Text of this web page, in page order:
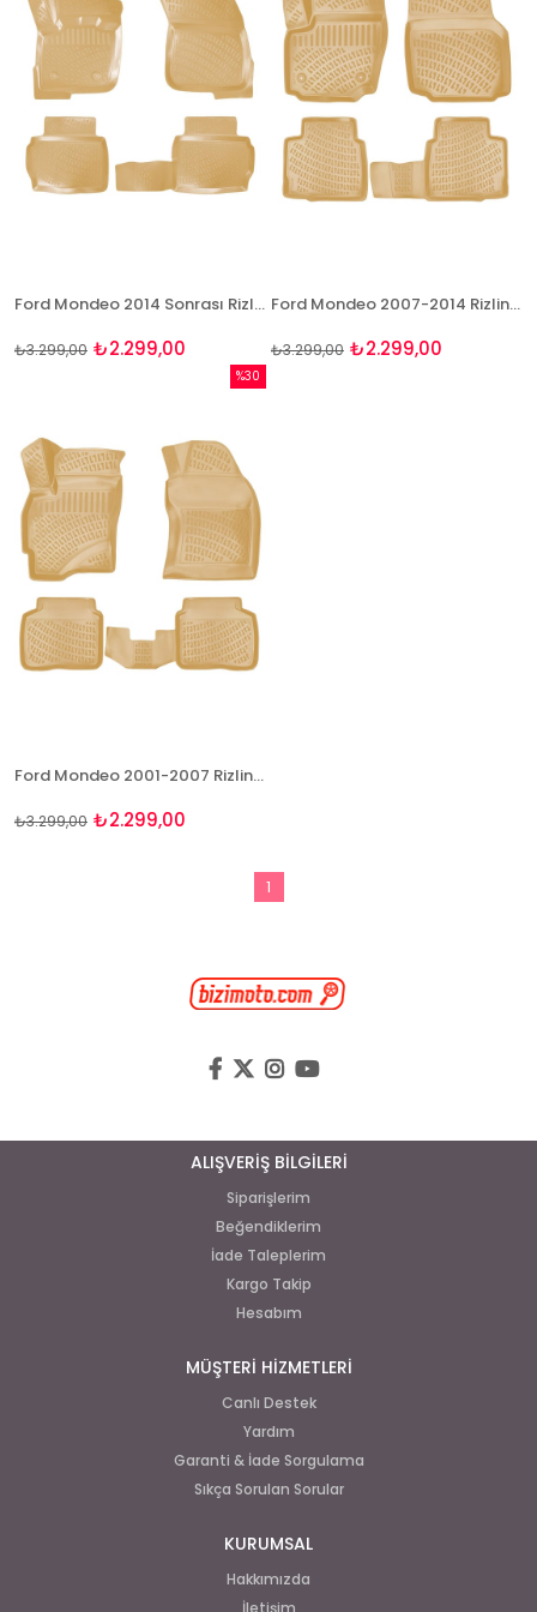
Ford Mondeo 2014 Sonrası Rizline 3D Havuzlu BEJ Paspas
₺2.299,00
₺3.299,00
Ford Mondeo 2007-2014 Rizline 3D Havuzlu BEJ Paspas
₺2.299,00
₺3.299,00
Ford Mondeo 2001-2007 Rizline 3D Havuzlu BEJ Paspas
₺2.299,00
₺3.299,00
%30
1
ALIŞVERİŞ BİLGİLERİ
Siparişlerim
Beğendiklerim
İade Taleplerim
Kargo Takip
Hesabım
MÜŞTERİ HİZMETLERİ
Canlı Destek
Yardım
Garanti & İade Sorgulama
Sıkça Sorulan Sorular
KURUMSAL
Hakkımızda
İletişim